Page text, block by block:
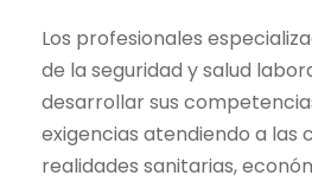
Los profesionales
de la seguridad y salud
desarrollar sus
exigencias atendiendo a las
realidades sanitarias,